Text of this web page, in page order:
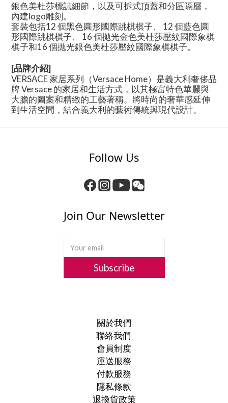
銀色美杜莎標誌細節，以及可拆式頂蓋和分區隔層，
內建logo雕刻。
套裝包括12 個黑色圓形國際跳棋棋子、 12 個藍色圓
形國際跳棋棋子、 16 個拋光金色美杜莎壓紋國際象棋
棋子和16 個拋光銀色美杜莎壓紋國際象棋棋子。
[品牌介紹]
VERSACE 家居系列（Versace Home）是義大利奢侈品
牌 Versace 的家居和生活方式，以其極富特色華麗與
大膽的圖案和精緻的工藝著稱。將時尚的奢華感延伸
到生活空間，結合義大利的藝術傳統與現代設計。
Follow Us
Join Our Newsletter
Subscribe
關於我們
聯絡我們
會員制度
運送服務
付款服務
隱私條款
退換貨政策